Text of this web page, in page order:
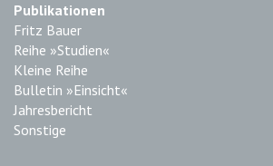
Publikationen
Fritz Bauer
Reihe »Studien«
Kleine Reihe
Bulletin »Einsicht«
Jahresbericht
Sonstige